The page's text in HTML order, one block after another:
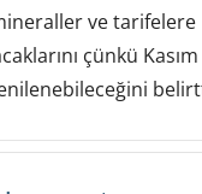
ve tarifelere
çünkü Kasım